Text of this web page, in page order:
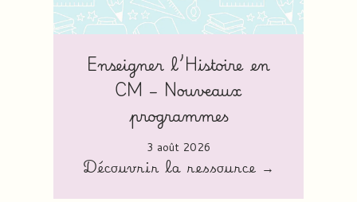
Enseigner l’Histoire en
CM – Nouveaux
programmes
3 août 2026
Découvrir la ressource →